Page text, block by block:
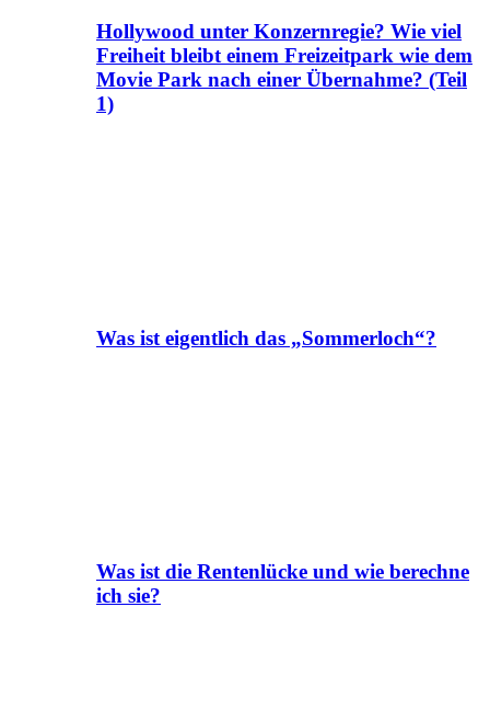
Hollywood unter Konzernregie? Wie viel
Freiheit bleibt einem Freizeitpark wie dem
Movie Park nach einer Übernahme? (Teil
1)
Was ist eigentlich das „Sommerloch“?
Was ist die Rentenlücke und wie berechne
ich sie?